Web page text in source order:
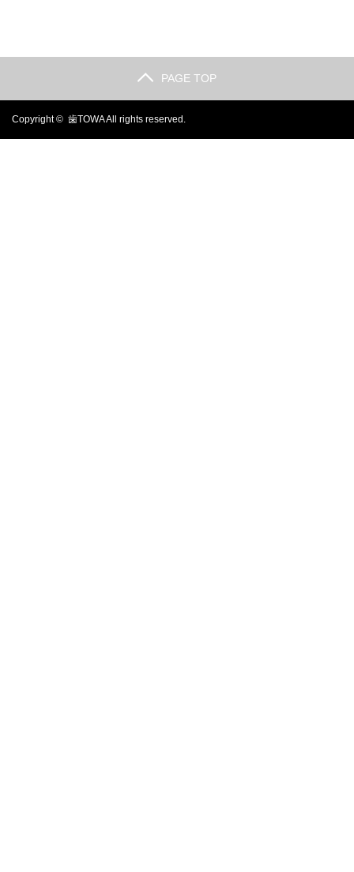
PAGE TOP
Copyright © 歯TOWAAll rights reserved.